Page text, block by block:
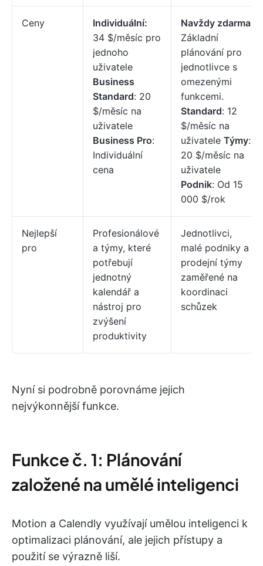
Ceny
Individuální:
34 $/měsíc pro
jednoho
uživatele
Business
Standard: 20
$/měsíc na
uživatele
Business Pro:
Individuální
cena
Navždy zdarma:
Základní
plánování pro
jednotlivce s
omezenými
funkcemi.
Standard: 12
$/měsíc na
uživatele Týmy:
20 $/měsíc na
uživatele
Podnik: Od 15
000 $/rok
Nejlepší
pro
Profesionálové
a týmy, které
potřebují
jednotný
kalendář a
nástroj pro
zvýšení
produktivity
Jednotlivci,
malé podniky a
prodejní týmy
zaměřené na
koordinaci
schůzek
Nyní si podrobně porovnáme jejich
nejvýkonnější funkce.
Funkce č. 1: Plánování
založené na umělé inteligenci
Motion a Calendly využívají umělou inteligenci k
optimalizaci plánování, ale jejich přístupy a
použití se výrazně liší.